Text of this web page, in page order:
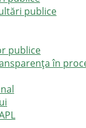
publice
publice
în